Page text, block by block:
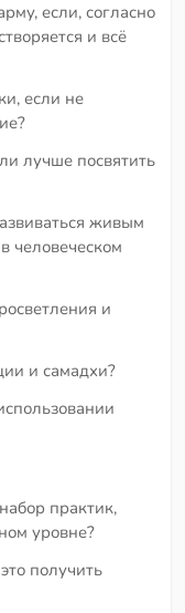
если, согласно
и всё
если не
лучше посвятить
живым
человеческом
и
и самадхи?
практик,
уровне?
получить